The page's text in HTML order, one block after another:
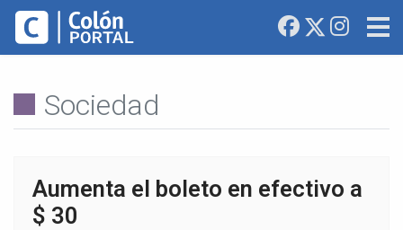
Sociedad
Aumenta el boleto en efectivo a
$ 30